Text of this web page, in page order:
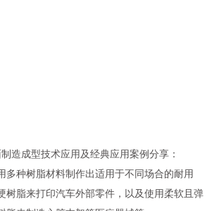
造成型技术应用及经典应用案例分享：
多种树脂材料制作出适用于不同场合的耐用
树脂来打印汽车外部零件，以及使用柔软且弹